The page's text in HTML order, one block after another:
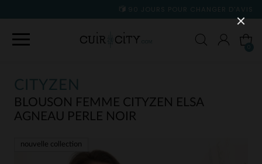
90 JOURS POUR CHANGER D'AVIS
CITYZEN
BLOUSON FEMME CITYZEN ELSA
AGNEAU PERLE NOIR
nouvelle collection